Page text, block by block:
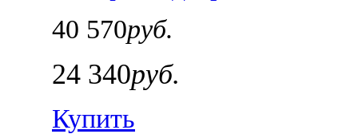
40 570руб.
24 340руб.
Купить